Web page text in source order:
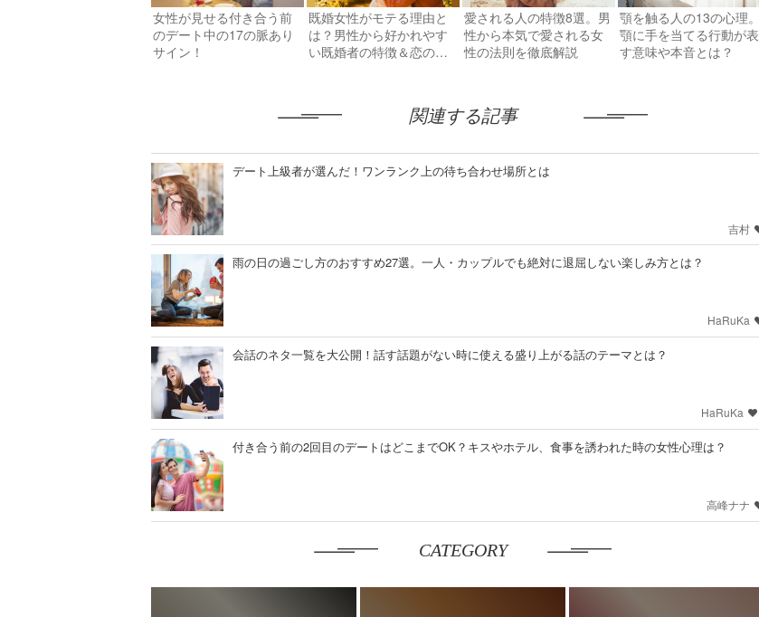
女性が見せる付き合う前
のデート中の17の脈あり
サイン！
既婚女性がモテる理由と
は？男性から好かれやす
い既婚者の特徴＆恋のリ
愛される人の特徴8選。男
性から本気で愛される女
性の法則を徹底解説
顎を触る人の13の心理。
顎に手を当てる行動が表
す意味や本音とは？
関連する記事
デート上級者が選んだ！ワンランク上の待ち合わせ場所とは
吉村
雨の日の過ごし方のおすすめ27選。一人・カップルでも絶対に退屈しない楽しみ方とは？
HaRuKa
会話のネタ一覧を大公開！話す話題がない時に使える盛り上がる話のテーマとは？
HaRuKa
付き合う前の2回目のデートはどこまでOK？キスやホテル、食事を誘われた時の女性心理は？
高峰ナナ
CATEGORY